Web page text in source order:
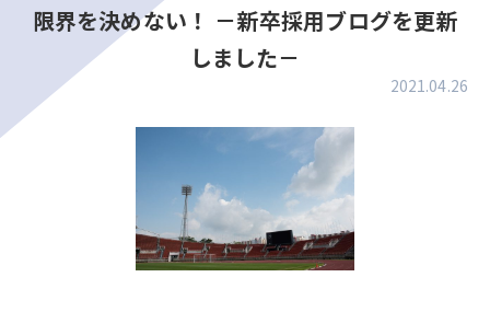
限界を決めない！ －新卒採用ブログを更新
しました－
2021.04.26